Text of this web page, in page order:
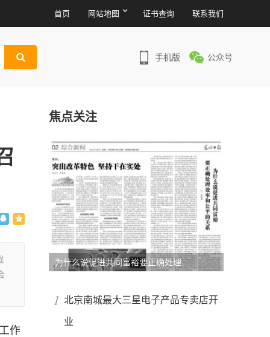
首页 网站地图 证书查询 联系我们
手机版 公众号
作
焦点关注
为什么说促进共同富裕要正确处理
1 北京南城最大三星电子产品专卖店开
业